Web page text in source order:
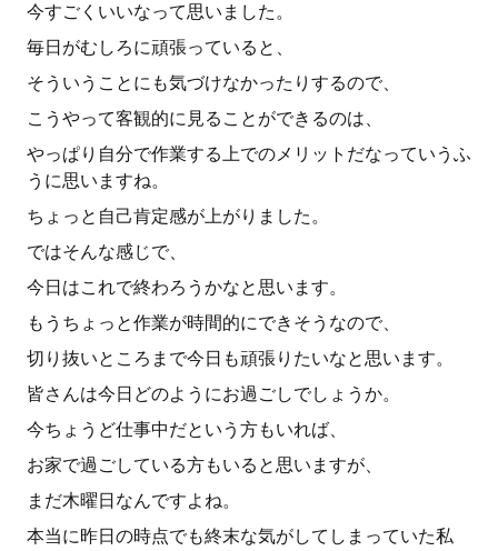
今すごくいいなって思いました。
毎日がむしろに頑張っていると、
そういうことにも気づけなかったりするので、
こうやって客観的に見ることができるのは、
やっぱり自分で作業する上でのメリットだなっていうふ
うに思いますね。
ちょっと自己肯定感が上がりました。
ではそんな感じで、
今日はこれで終わろうかなと思います。
もうちょっと作業が時間的にできそうなので、
切り抜いところまで今日も頑張りたいなと思います。
皆さんは今日どのようにお過ごしでしょうか。
今ちょうど仕事中だという方もいれば、
お家で過ごしている方もいると思いますが、
まだ木曜日なんですよね。
本当に昨日の時点でも終末な気がしてしまっていた私